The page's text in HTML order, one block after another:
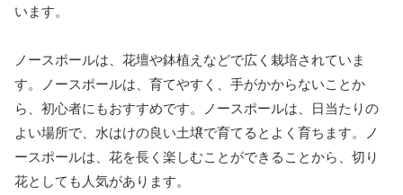
います。
ノースポールは、花壇や鉢植えなどで広く栽培されていま
す。ノースポールは、育てやすく、手がかからないことか
ら、初心者にもおすすめです。ノースポールは、日当たりの
よい場所で、水はけの良い土壌で育てるとよく育ちます。ノ
ースポールは、花を長く楽しむことができることから、切り
花としても人気があります。